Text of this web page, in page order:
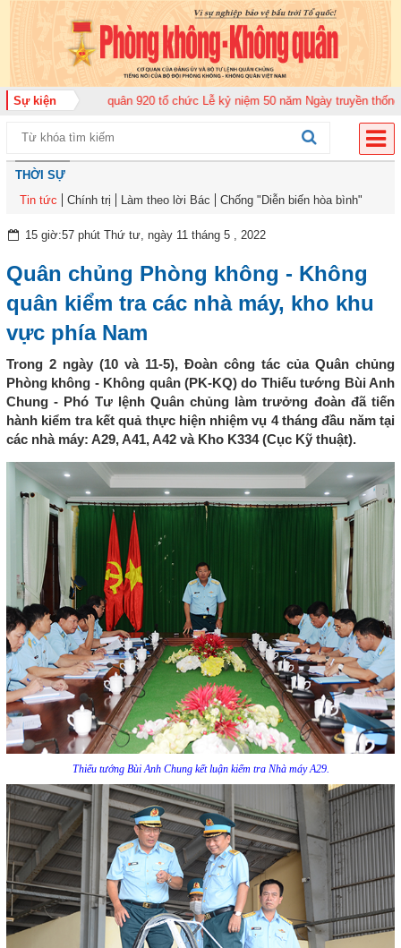
Sự kiện
đoàn Không quân 920 tổ chức Lễ kỷ niệm 50 năm Ngày truyền thống (12-
THỜI SỰ
Tin tức
Chính trị Làm theo lời Bác Chống "Diễn biến hòa bình"
15 giờ:57 phút Thứ tư, ngày 11 tháng 5 , 2022
Quân chủng Phòng không - Không
quân kiểm tra các nhà máy, kho khu
vực phía Nam
Trong 2 ngày (10 và 11-5), Đoàn công tác của Quân chủng
Phòng không - Không quân (PK-KQ) do Thiếu tướng Bùi Anh
Chung - Phó Tư lệnh Quân chủng làm trưởng đoàn đã tiến
hành kiểm tra kết quả thực hiện nhiệm vụ 4 tháng đầu năm tại
các nhà máy: A29, A41, A42 và Kho K334 (Cục Kỹ thuật).
Thiếu tướng Bùi Anh Chung kết luận kiểm tra Nhà máy A29.